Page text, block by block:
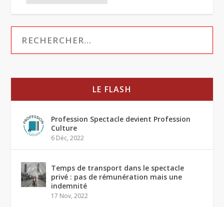
LE FLASH
Profession Spectacle devient Profession
Culture
6 Déc, 2022
Temps de transport dans le spectacle
privé : pas de rémunération mais une
indemnité
17 Nov, 2022